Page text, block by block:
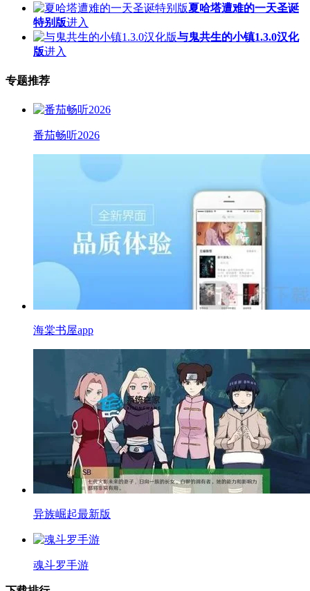
夏哈塔遭难的一天圣诞
特别版进入
与鬼共生的小镇1.3.0汉化
版进入
专题推荐
番茄畅听2026
海棠书屋app
异族崛起最新版
魂斗罗手游